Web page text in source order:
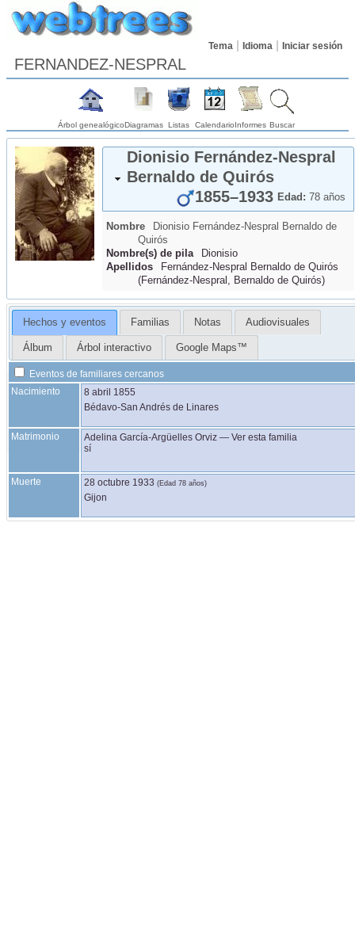
Tema Idioma Iniciar sesión
FERNANDEZ-NESPRAL
Árbol genealógicoDiagramas Listas CalendarioInformes Buscar
Dionisio Fernández-Nespral
Bernaldo de Quirós
Edad: 78 años
1855–1933
Nombre Dionisio Fernández-Nespral Bernaldo de
Quirós
Nombre(s) de pila
Dionisio
Apellidos
Fernández-Nespral Bernaldo de Quirós
(Fernández-Nespral, Bernaldo de Quirós)
Hechos y eventos Familias Notas Audiovisuales
Álbum Árbol interactivo Google Maps™
Eventos de familiares cercanos
Nacimiento
8 abril 1855
Bédavo-San Andrés de Linares
Matrimonio Adelina García-Argüelles Orviz — Ver esta familia
sí
Muerte 28 octubre 1933 (Edad 78 años)
Gijon